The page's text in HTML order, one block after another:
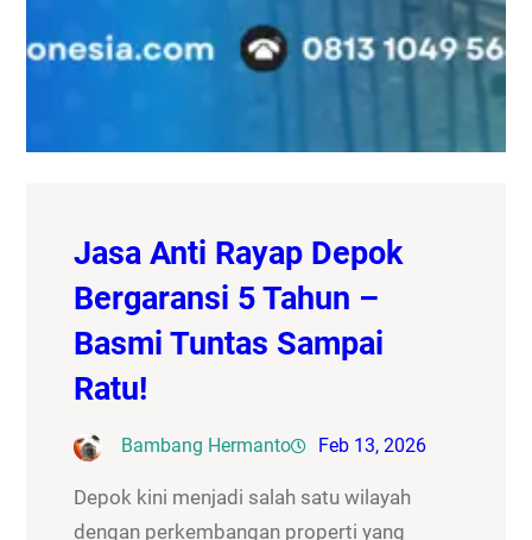
Jasa Anti Rayap Depok
Bergaransi 5 Tahun –
Basmi Tuntas Sampai
Ratu!
Bambang Hermanto Feb 13, 2026
Depok kini menjadi salah satu wilayah
dengan perkembangan properti yang